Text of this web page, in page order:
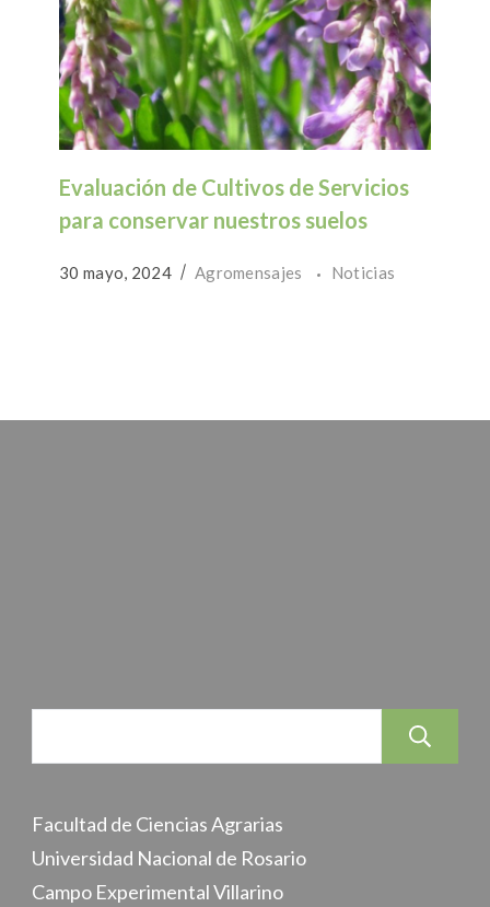
Evaluación de Cultivos de Servicios
para conservar nuestros suelos
30 mayo, 2024 Agromensajes Noticias
Facultad de Ciencias Agrarias
Universidad Nacional de Rosario
Campo Experimental Villarino